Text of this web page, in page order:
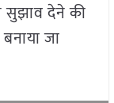
सुझाव देने की
जा